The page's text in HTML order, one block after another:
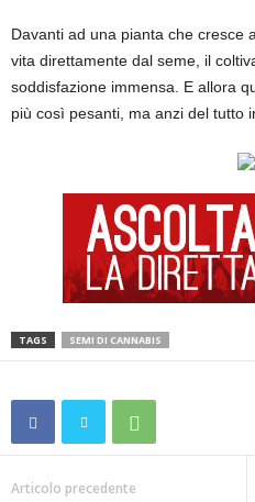
Davanti ad una pianta che cresce
vita direttamente dal seme, il
soddisfazione immensa. E allora
più così pesanti, ma anzi del tutto
TAGS SEMI DI CANNABIS
Articolo precedente